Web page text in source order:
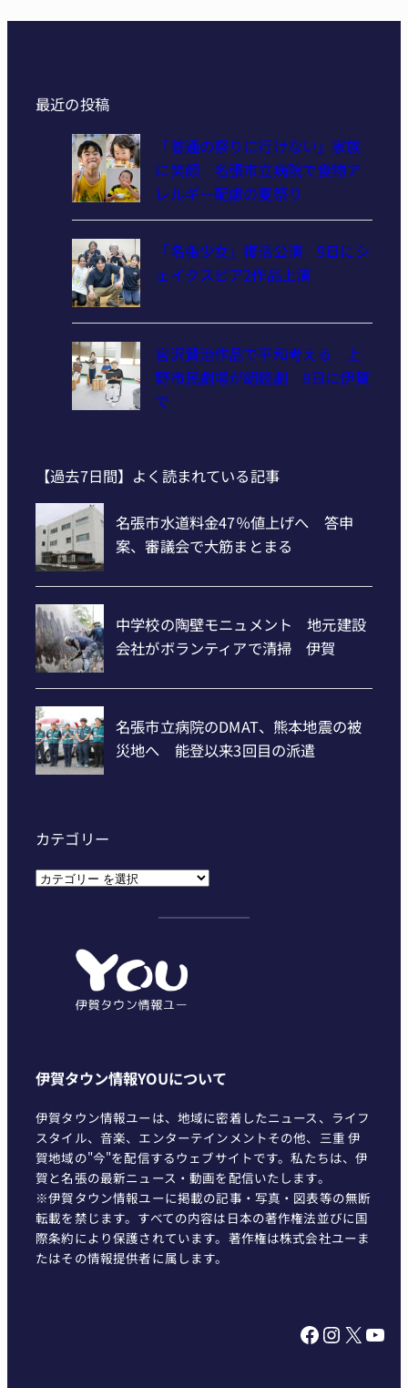
最近の投稿
「普通の祭りに行けない」家族
に笑顔 名張市立病院で食物ア
レルギー配慮の夏祭り
「名張少女」復活公演 9日にシ
ェイクスピア2作品上演
宮沢賢治作品で平和考える 上
野市民劇場が朗読劇 9日に伊賀
で
【過去7日間】よく読まれている記事
カテゴリー
カ
伊賀タウン情報YOUについて
伊賀タウン情報ユーは、地域に密着したニュース、ライフ
スタイル、音楽、エンターテインメントその他、三重 伊
賀地域の"今"を配信するウェブサイトです。私たちは、伊
賀と名張の最新ニュース・動画を配信いたします。
※伊賀タウン情報ユーに掲載の記事・写真・図表等の無断
転載を禁じます。すべての内容は日本の著作権法並びに国
際条約により保護されています。著作権は株式会社ユーま
たはその情報提供者に属します。
Facebook InstagramX YouTube